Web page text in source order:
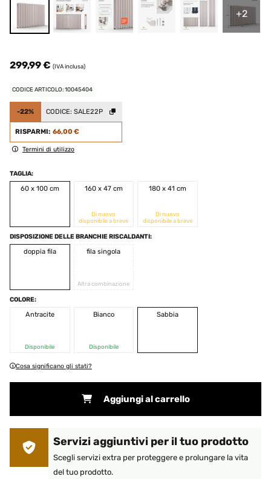
+2
299,99 € (IVA inclusa)
CODICE ARTICOLO: 10045404
-22% CODICE: SALE22P
RISPARMI: 66,00 €
Termini di utilizzo
TAGLIA:
60 x 100 cm
160 x 47 cm
Di nuovo
disponibile a breve
180 x 41 cm
Di nuovo
disponibile a breve
DISPOSIZIONE DELLE BRANCHIE RISCALDANTI:
doppia fila
fila singola
Altra combinazione
COLORE:
Antracite
Disponibile
Bianco
Disponibile
Sabbia
Cosa significano gli stati?
Aggiungi al carrello
Servizi aggiuntivi per il tuo prodotto
Scegli servizi extra per proteggere e prolungare la vita
del tuo prodotto.